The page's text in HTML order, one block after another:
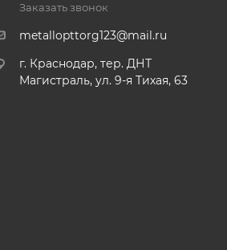
Заказать звонок
metallopttorg123@mail.ru
г. Краснодар, тер. ДНТ
Магистраль, ул. 9-я Тихая, 63